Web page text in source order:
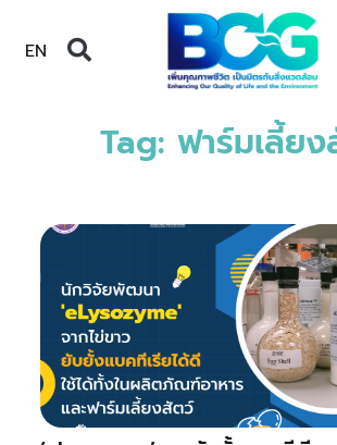
EN
Tag: ฟาร์มเลี้ย